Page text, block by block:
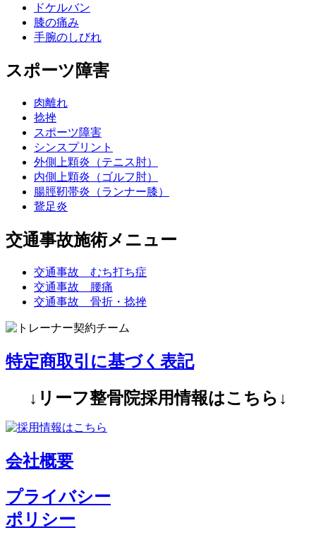
ドケルバン
膝の痛み
手腕のしびれ
スポーツ障害
肉離れ
捻挫
スポーツ障害
シンスプリント
外側上顆炎（テニス肘）
内側上顆炎（ゴルフ肘）
腸脛靭帯炎（ランナー膝）
鵞足炎
交通事故施術メニュー
交通事故 むち打ち症
交通事故 腰痛
交通事故 骨折・捻挫
特定商取引に基づく表記
↓リーフ整骨院採用情報はこちら↓
会社概要
プライバシー
ポリシー